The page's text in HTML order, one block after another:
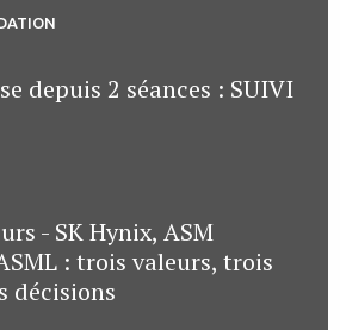
depuis 2 séances : SUIVI
- SK Hynix, ASM
: trois valeurs, trois
décisions